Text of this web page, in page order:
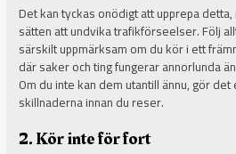
Det kan tyckas onödigt att upprepa
sätten att undvika trafikförseelser. Följ
särskilt uppmärksam om du kör i ett
där saker och ting fungerar annorlunda
Om du inte kan dem utantill ännu, gör
skillnaderna innan du reser.
2. Kör inte för fort